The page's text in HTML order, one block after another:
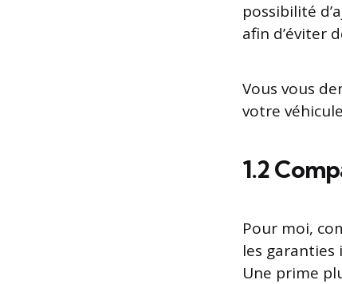
possibilité
afin d’éviter
Vous vous
votre
1.2
Pour moi,
les garanties
Une prime